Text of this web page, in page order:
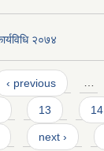
२०७४
‹ previous …
13 14
next ›